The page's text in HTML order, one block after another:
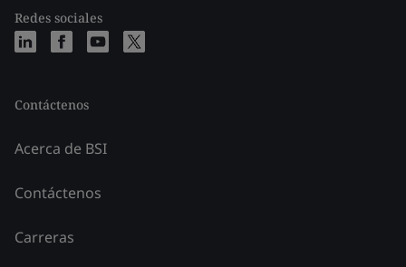
Redes sociales
Contáctenos
Acerca de BSI
Contáctenos
Carreras